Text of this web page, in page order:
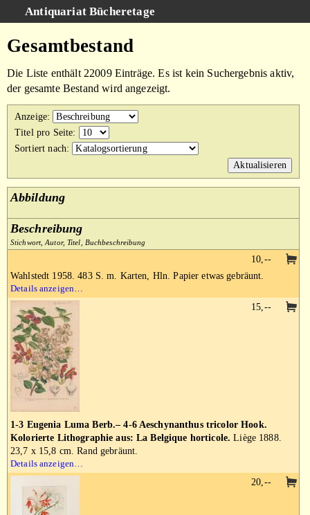
Antiquariat Bücheretage
Gesamtbestand
Warenkorb
AGB
Gesamtbestand
Die Liste enthält 22009 Einträge. Es ist kein Suchergebnis aktiv,
der gesamte Bestand wird angezeigt.
Anzeige:
Titel pro Seite:
Sortiert nach:
Abbildung
Beschreibung
Stichwort, Autor, Titel, Buchbeschreibung
Wahlstedt 1958. 483 S. m. Karten, Hln. Papier etwas gebräunt.
Details anzeigen…
10,--
1-3 Eugenia Luma Berb.– 4-6 Aeschynanthus tricolor Hook.
Kolorierte Lithographie aus: La Belgique horticole. Liège 1888.
23,7 x 15,8 cm. Rand gebräunt.
Details anzeigen…
15,--
20,--